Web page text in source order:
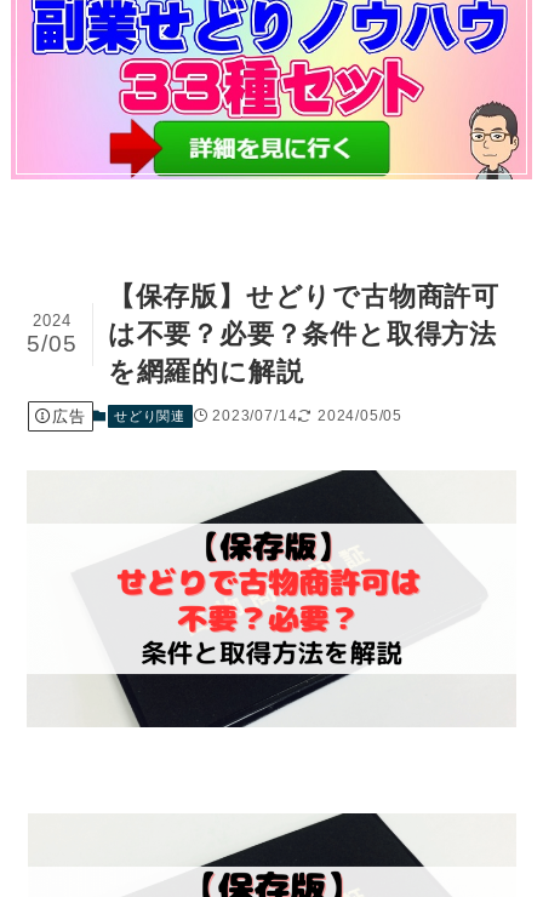
【保存版】せどりで古物商許可
は不要？必要？条件と取得⽅法
を網羅的に解説
2024
5/05
広告 せどり関連 2023/07/14 2024/05/05